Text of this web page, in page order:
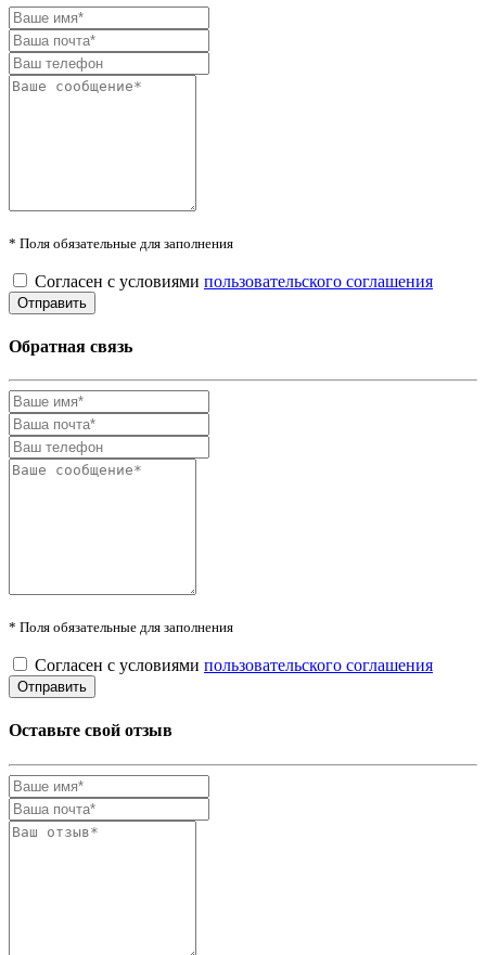
* Поля обязательные для заполнения
Согласен с условиями пользовательского соглашения
Обратная связь
* Поля обязательные для заполнения
Согласен с условиями пользовательского соглашения
Оставьте свой отзыв